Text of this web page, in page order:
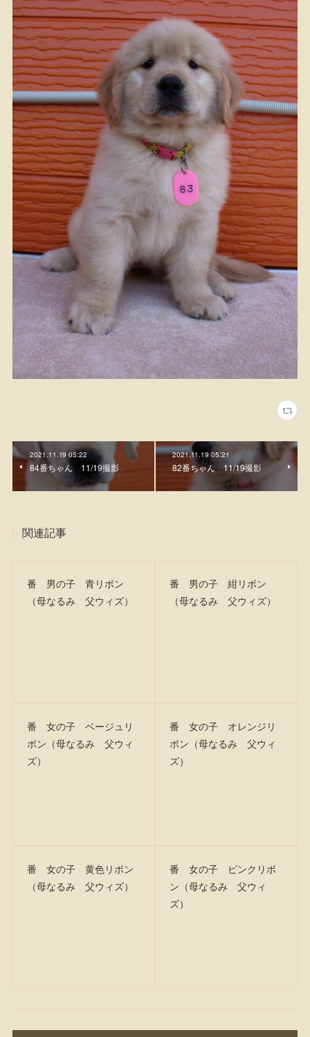
2021.11.19 05:22
84番ちゃん 11/19撮影
2021.11.19 05:21
82番ちゃん 11/19撮影
関連記事
番 男の子 青リボン
（母なるみ 父ウィズ）
番 男の子 紺リボン
（母なるみ 父ウィズ）
番 女の子 ベージュリ
ボン（母なるみ 父ウィ
ズ）
番 女の子 オレンジリ
ボン（母なるみ 父ウィ
ズ）
番 女の子 黄色リボン
（母なるみ 父ウィズ）
番 女の子 ピンクリボ
ン（母なるみ 父ウィ
ズ）